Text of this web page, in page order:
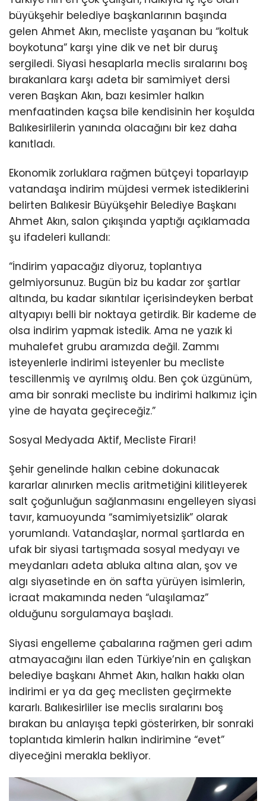
büyükşehir belediye başkanlarının başında
gelen Ahmet Akın, mecliste yaşanan bu “koltuk
boykotuna” karşı yine dik ve net bir duruş
sergiledi. Siyasi hesaplarla meclis sıralarını boş
bırakanlara karşı adeta bir samimiyet dersi
veren Başkan Akın, bazı kesimler halkın
menfaatinden kaçsa bile kendisinin her koşulda
Balıkesirlilerin yanında olacağını bir kez daha
kanıtladı.
Ekonomik zorluklara rağmen bütçeyi toparlayıp
vatandaşa indirim müjdesi vermek istediklerini
belirten Balıkesir Büyükşehir Belediye Başkanı
Ahmet Akın, salon çıkışında yaptığı açıklamada
şu ifadeleri kullandı:
“İndirim yapacağız diyoruz, toplantıya
gelmiyorsunuz. Bugün biz bu kadar zor şartlar
altında, bu kadar sıkıntılar içerisindeyken berbat
altyapıyı belli bir noktaya getirdik. Bir kademe de
olsa indirim yapmak istedik. Ama ne yazık ki
muhalefet grubu aramızda değil. Zammı
isteyenlerle indirimi isteyenler bu mecliste
tescillenmiş ve ayrılmış oldu. Ben çok üzgünüm,
ama bir sonraki mecliste bu indirimi halkımız için
yine de hayata geçireceğiz.”
Sosyal Medyada Aktif, Mecliste Firari!
Şehir genelinde halkın cebine dokunacak
kararlar alınırken meclis aritmetiğini kilitleyerek
salt çoğunluğun sağlanmasını engelleyen siyasi
tavır, kamuoyunda “samimiyetsizlik” olarak
yorumlandı. Vatandaşlar, normal şartlarda en
ufak bir siyasi tartışmada sosyal medyayı ve
meydanları adeta abluka altına alan, şov ve
algı siyasetinde en ön safta yürüyen isimlerin,
icraat makamında neden “ulaşılamaz”
olduğunu sorgulamaya başladı.
Siyasi engelleme çabalarına rağmen geri adım
atmayacağını ilan eden Türkiye’nin en çalışkan
belediye başkanı Ahmet Akın, halkın hakkı olan
indirimi er ya da geç meclisten geçirmekte
kararlı. Balıkesirliler ise meclis sıralarını boş
bırakan bu anlayışa tepki gösterirken, bir sonraki
toplantıda kimlerin halkın indirimine “evet”
diyeceğini merakla bekliyor.